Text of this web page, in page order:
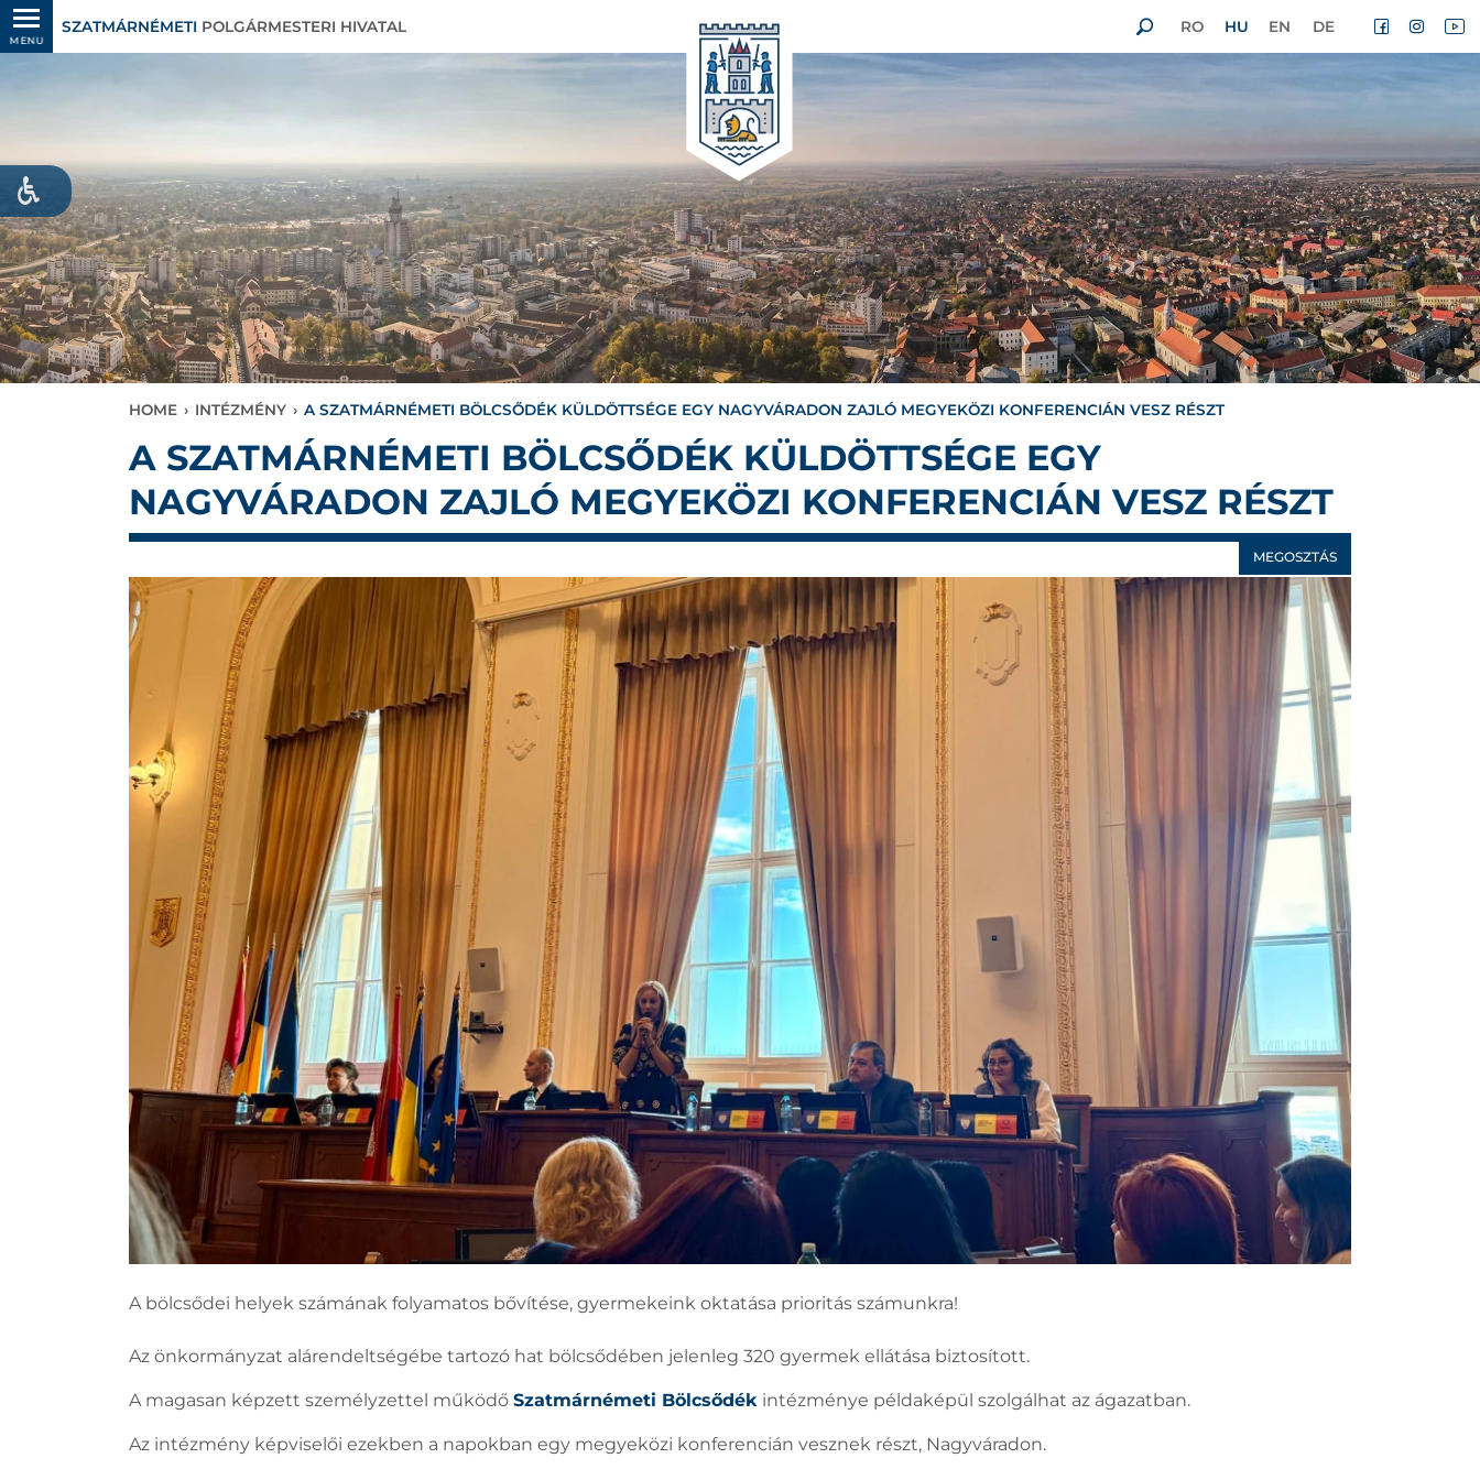
MENU
SZATMÁRNÉMETI POLGÁRMESTERI HIVATAL RO HU EN DE
HOME › INTÉZMÉNY › A SZATMÁRNÉMETI BÖLCSŐDÉK KÜLDÖTTSÉGE EGY NAGYVÁRADON ZAJLÓ MEGYEKÖZI KONFERENCIÁN VESZ RÉSZT
A SZATMÁRNÉMETI BÖLCSŐDÉK KÜLDÖTTSÉGE EGY
NAGYVÁRADON ZAJLÓ MEGYEKÖZI KONFERENCIÁN VESZ RÉSZT
MEGOSZTÁS
A bölcsődei helyek számának folyamatos bővítése, gyermekeink oktatása prioritás számunkra!
Az önkormányzat alárendeltségébe tartozó hat bölcsődében jelenleg 320 gyermek ellátása biztosított.
A magasan képzett személyzettel működő Szatmárnémeti Bölcsődék intézménye példaképül szolgálhat az ágazatban.
Az intézmény képviselői ezekben a napokban egy megyeközi konferencián vesznek részt, Nagyváradon.